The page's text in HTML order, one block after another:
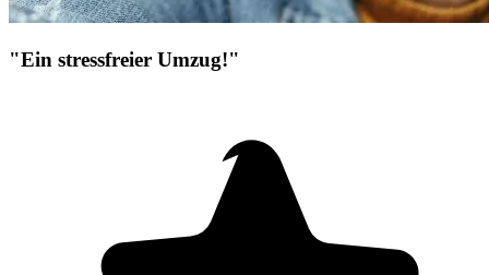
"Ein stressfreier Umzug!"